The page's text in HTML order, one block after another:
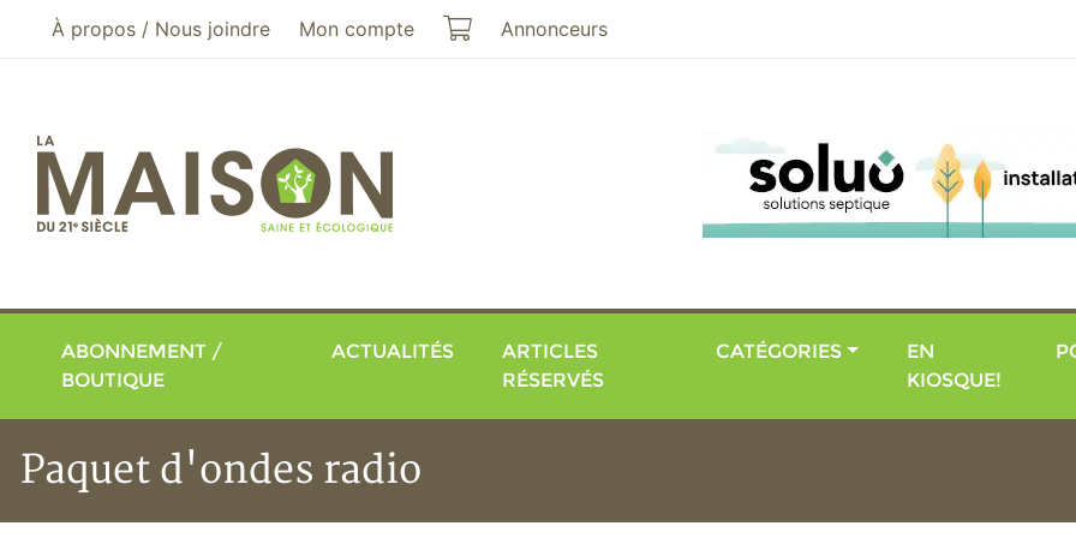
Aller au menu principal
Aller au contenu principal
À propos / Nous joindre Mon compte Mon panier
Annonceurs
ABONNEMENT /
BOUTIQUE
ACTUALITÉS
ARTICLES
RÉSERVÉS
CATÉGORIES
EN
KIOSQUE!
Paquet d'ondes radio